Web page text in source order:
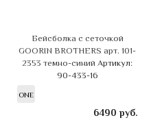
Бейсболка с сеточкой
GOORIN BROTHERS арт. 101-
2353 темно-синийАртикул:
90-433-16
ONE
6490 руб.